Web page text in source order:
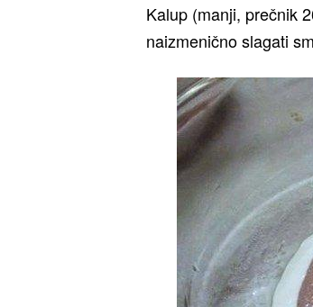
Kalup (manji, prečnik
naizmenično slagati